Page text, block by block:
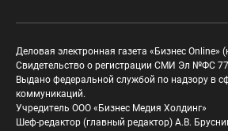
Деловая электронная газета «Бизнес Online»
Свидетельство о регистрации СМИ Эл №ФС
Выдано федеральной службой по надзору в
коммуникаций.
Учредитель ООО «Бизнес Медия Холдинг»
Шеф-редактор (главный редактор) А.В.